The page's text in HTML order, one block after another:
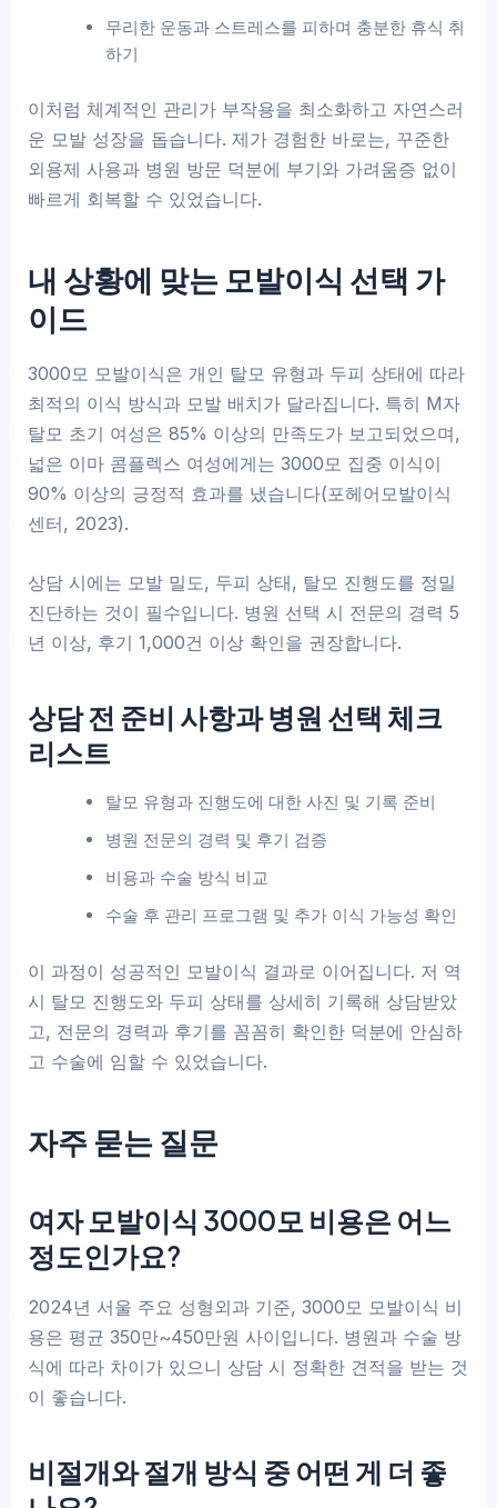
무리한 운동과 스트레스를 피하며 충분한 휴식 취
하기
이처럼 체계적인 관리가 부작용을 최소화하고 자연스러
운 모발 성장을 돕습니다. 제가 경험한 바로는, 꾸준한
외용제 사용과 병원 방문 덕분에 부기와 가려움증 없이
빠르게 회복할 수 있었습니다.
내 상황에 맞는 모발이식 선택 가
이드
3000모 모발이식은 개인 탈모 유형과 두피 상태에 따라
최적의 이식 방식과 모발 배치가 달라집니다. 특히 M자
탈모 초기 여성은 85% 이상의 만족도가 보고되었으며,
넓은 이마 콤플렉스 여성에게는 3000모 집중 이식이
90% 이상의 긍정적 효과를 냈습니다(포헤어모발이식
센터, 2023).
상담 시에는 모발 밀도, 두피 상태, 탈모 진행도를 정밀
진단하는 것이 필수입니다. 병원 선택 시 전문의 경력 5
년 이상, 후기 1,000건 이상 확인을 권장합니다.
상담 전 준비 사항과 병원 선택 체크
리스트
탈모 유형과 진행도에 대한 사진 및 기록 준비
병원 전문의 경력 및 후기 검증
비용과 수술 방식 비교
수술 후 관리 프로그램 및 추가 이식 가능성 확인
이 과정이 성공적인 모발이식 결과로 이어집니다. 저 역
시 탈모 진행도와 두피 상태를 상세히 기록해 상담받았
고, 전문의 경력과 후기를 꼼꼼히 확인한 덕분에 안심하
고 수술에 임할 수 있었습니다.
자주 묻는 질문
여자 모발이식 3000모 비용은 어느
정도인가요?
2024년 서울 주요 성형외과 기준, 3000모 모발이식 비
용은 평균 350만~450만원 사이입니다. 병원과 수술 방
식에 따라 차이가 있으니 상담 시 정확한 견적을 받는 것
이 좋습니다.
비절개와 절개 방식 중 어떤 게 더 좋